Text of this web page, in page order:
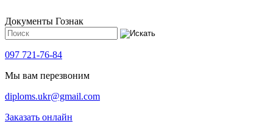
Документы Гознак
097 721-76-84
Мы вам перезвоним
diploms.ukr@gmail.com
Заказать онлайн